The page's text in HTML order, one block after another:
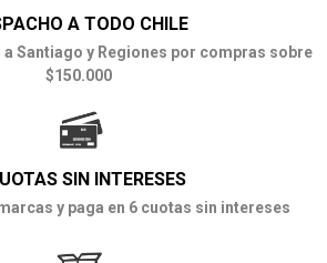
A TODO CHILE
a Santiago y Regiones por compras sobre
$150.000
SIN INTERESES
y paga en 6 cuotas sin intereses